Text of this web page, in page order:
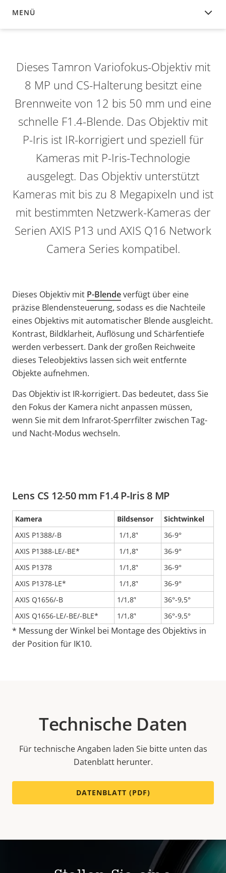
MENÜ
ÜBERSICHT
Dieses Tamron Variofokus-Objektiv mit
8 MP und CS-Halterung besitzt eine
Brennweite von 12 bis 50 mm und eine
schnelle F1.4-Blende. Das Objektiv mit
P-Iris ist IR-korrigiert und speziell für
Kameras mit P-Iris-Technologie
ausgelegt. Das Objektiv unterstützt
Kameras mit bis zu 8 Megapixeln und ist
mit bestimmten Netzwerk-Kameras der
Serien AXIS P13 und AXIS Q16 Network
Camera Series kompatibel.
Dieses Objektiv mit P-Blendeverfügt über eine
präzise Blendensteuerung, sodass es die Nachteile
eines Objektivs mit automatischer Blende ausgleicht.
Kontrast, Bildklarheit, Auflösung und Schärfentiefe
werden verbessert. Dank der großen Reichweite
dieses Teleobjektivs lassen sich weit entfernte
Objekte aufnehmen.
Das Objektiv ist IR-korrigiert. Das bedeutet, dass Sie
den Fokus der Kamera nicht anpassen müssen,
wenn Sie mit dem Infrarot-Sperrfilter zwischen Tag-
und Nacht-Modus wechseln.
Lens CS 12-50 mm F1.4 P-Iris 8 MP
Kamera Bildsensor
Sichtwinkel
AXIS P1388/-B
1/1,8’'
36-9°
AXIS P1388-LE/-BE*
1/1,8’'
36-9°
AXIS P1378
1/1,8’'
36-9°
AXIS P1378-LE*
1/1,8’'
36-9°
AXIS Q1656/-B
1/1,8’'
36°-9,5°
AXIS Q1656-LE/-BE/-BLE*
1/1,8’' 36°-9,5°
* Messung der Winkel bei Montage des Objektivs in
der Position für IK10.
Technische Daten
Für technische Angaben laden Sie bitte unten das
Datenblatt herunter.
DATENBLATT (PDF)